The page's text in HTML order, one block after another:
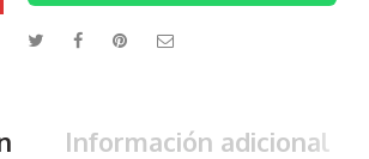
Información adicional